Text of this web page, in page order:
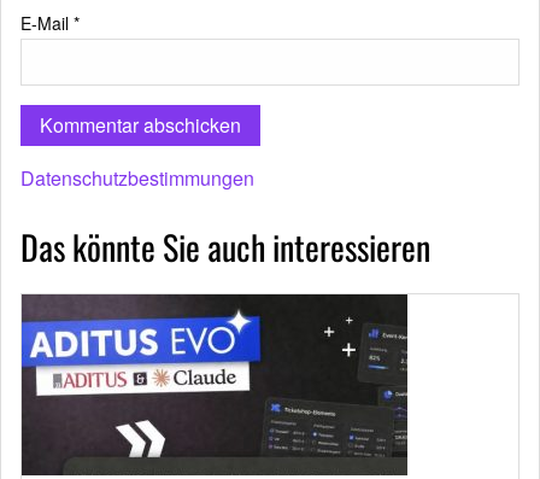
E-Mail *
Datenschutzbestimmungen
Das könnte Sie auch interessieren